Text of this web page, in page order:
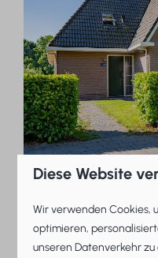
Diese Website
Wir verwenden Cookies,
optimieren,
unseren Datenverkehr